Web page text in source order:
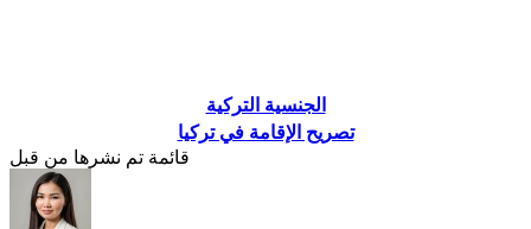
الجنسية التركية
تصريح الإقامة في تركيا
قائمة تم نشرها من قبل